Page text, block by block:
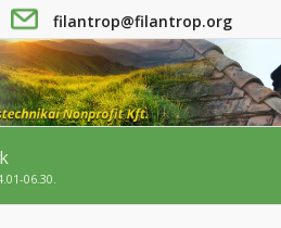
filantrop@filantrop.org
06.30.